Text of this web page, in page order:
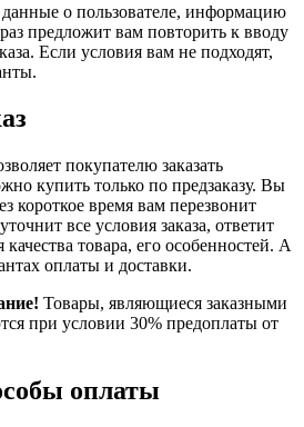
о пользователе, информацию
предложит вам повторить к вводу
Если условия вам не подходят,
покупателю заказать
купить только по предзаказу. Вы
короткое время вам перезвонит
все условия заказа, ответит
товара, его особенностей. А
оплаты и доставки.
Товары, являющиеся заказными
при условии 30% предоплаты от
оплаты